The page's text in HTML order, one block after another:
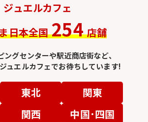
ジュエルカフェ
日本全国 254 店舗
ングセンターや駅近商店街など、
ュエルカフェでお待ちしています!
東北
関東
関西
中国･四国